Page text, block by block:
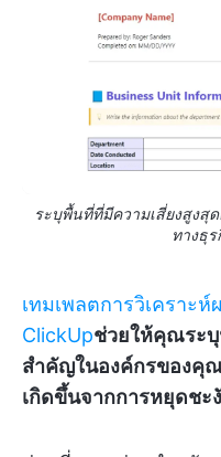
ระบุพื้นที่ที่มีความเสี่ยงสูงสุ
ทางธุ
เทมเพลตการวิเคราะ
ClickUpช่วยให้คุณระ
สำคัญในองค์กรของคุ
เกิดขึ้นจากการหยุดชะ